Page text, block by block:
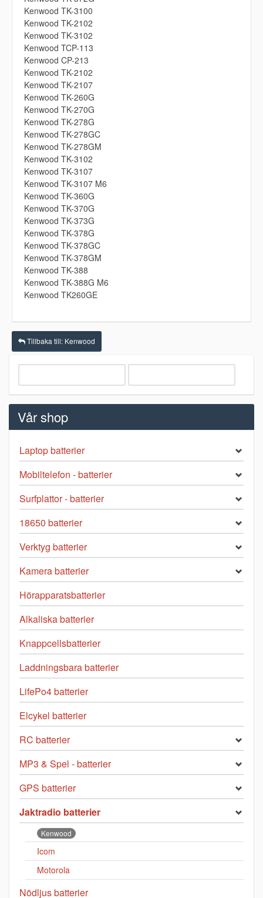
Kenwood TK-3100
Kenwood TK-2102
Kenwood TK-3102
Kenwood TCP-113
Kenwood CP-213
Kenwood TK-2102
Kenwood TK-2107
Kenwood TK-260G
Kenwood TK-270G
Kenwood TK-278G
Kenwood TK-278GC
Kenwood TK-278GM
Kenwood TK-3102
Kenwood TK-3107
Kenwood TK-3107 M6
Kenwood TK-360G
Kenwood TK-370G
Kenwood TK-373G
Kenwood TK-378G
Kenwood TK-378GC
Kenwood TK-378GM
Kenwood TK-388
Kenwood TK-388G M6
Kenwood TK260GE
Tillbaka till: Kenwood
Vår shop
Laptop batterier
Mobiltelefon - batterier
Surfplattor - batterier
18650 batterier
Verktyg batterier
Kamera batterier
Hörapparatsbatterier
Alkaliska batterier
Knappcellsbatterier
Laddningsbara batterier
LifePo4 batterier
Elcykel batterier
RC batterier
MP3 & Spel - batterier
GPS batterier
Jaktradio batterier
Kenwood
Icom
Motorola
Nödljus batterier